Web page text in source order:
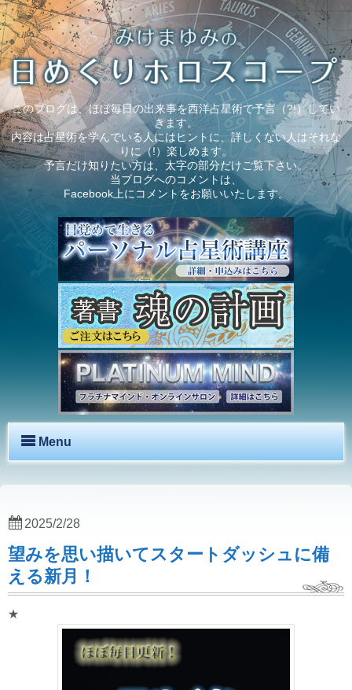
このブログは、ほぼ毎日の出来事を西洋占星術で予言（?!）してい
きます。
内容は占星術を学んでいる人にはヒントに、詳しくない人はそれな
りに（!）楽しめます。
予言だけ知りたい方は、太字の部分だけご覧下さい。
当ブログへのコメントは、
Facebook上にコメントをお願いいたします。
Menu
望みを思い描いてスタートダッシュに備
える新月！
★
2025/2/28